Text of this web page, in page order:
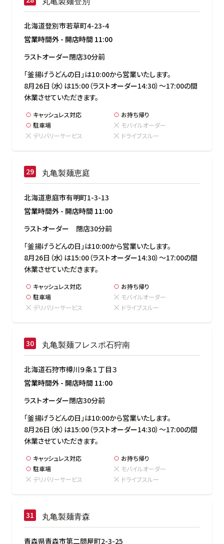
北海道登別市若草町4-23-4
営業時間外 - 開店時間 11:00
ラストオーダー閉店30分前
「釜揚げうどんの日」は10:00から営業いたします。
8月26日（水）は15:00（ラストオーダー14:30）～17:00の間
休業させていただきます。
キャッシュレス対応
お持ち帰り
駐車場
モバイルオーダー
デリバリーサービス
ドライブスルー
丸亀製麺恵庭
北海道恵庭市有明町1-3-13
営業時間外 - 開店時間 11:00
ラストオーダー　閉店30分前
「釜揚げうどんの日」は10:00から営業いたします。
8月26日（水）は15:00（ラストオーダー14:30）～17:00の間
休業させていただきます。
キャッシュレス対応
お持ち帰り
駐車場
モバイルオーダー
デリバリーサービス
ドライブスルー
丸亀製麺フレスポ石狩南
北海道石狩市樽川９条１丁目３
営業時間外 - 開店時間 11:00
ラストオーダー閉店30分前
「釜揚げうどんの日」は10:00から営業いたします。
8月26日（水）は15:00（ラストオーダー14:30）～17:00の間
休業させていただきます。
キャッシュレス対応
お持ち帰り
駐車場
モバイルオーダー
デリバリーサービス
ドライブスルー
丸亀製麺青森
青森県青森市第二問屋町2-3-25